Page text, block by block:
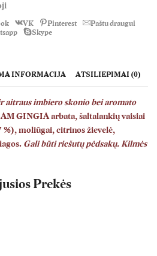
VK Pinterest
Paštu draugui
Skype
INFORMACIJA ATSILIEPIMAI (0)
aitraus imbiero skonio bei aromato
GINGIA arbata, šaltalankių vaisiai
moliūgai, citrinos žievelė,
Gali būti riešutų pėdsakų. Kilmės
Prekės